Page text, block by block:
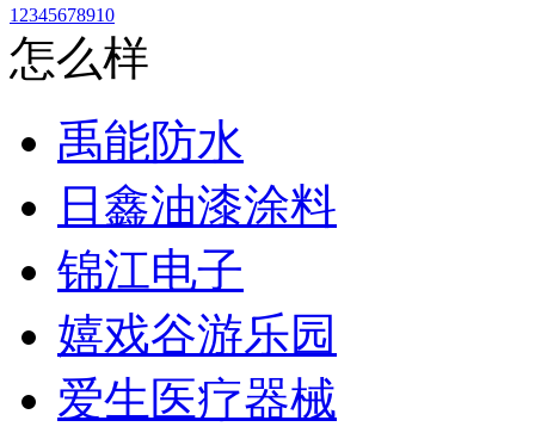
1 2345678910
怎么样
禹能防水
日鑫油漆涂料
锦江电子
嬉戏谷游乐园
爱生医疗器械